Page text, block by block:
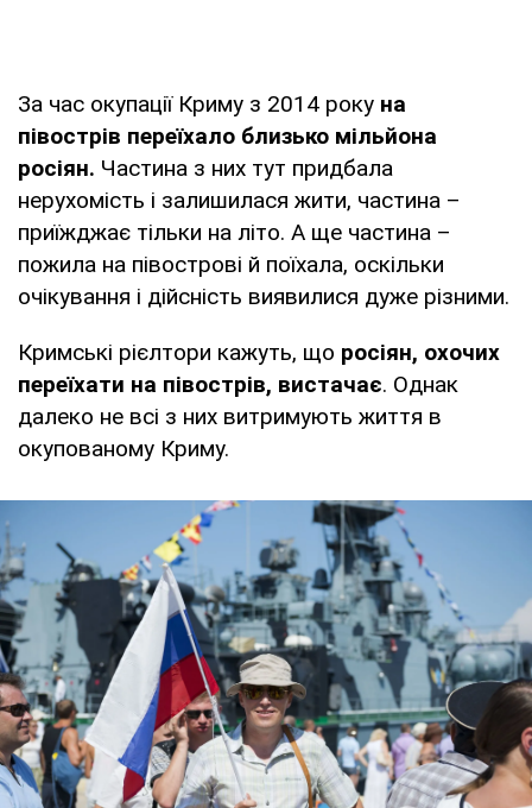
За час окупації Криму з 2014 року на
півострів переїхало близько мільйона
росіян. Частина з них тут придбала
нерухомість і залишилася жити, частина –
приїжджає тільки на літо. А ще частина –
пожила на півострові й поїхала, оскільки
очікування і дійсність виявилися дуже різними.
Кримські рієлтори кажуть, що росіян, охочих
переїхати на півострів, вистачає. Однак
далеко не всі з них витримують життя в
окупованому Криму.